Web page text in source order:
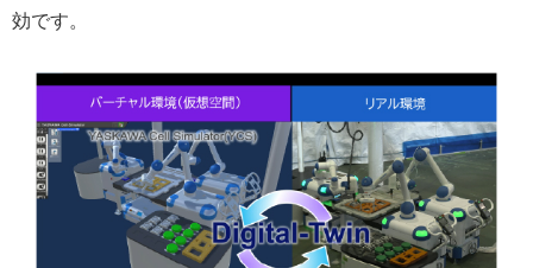
効です。